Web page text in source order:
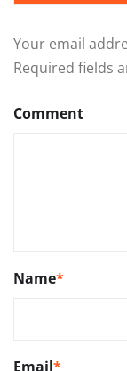
Your email
Required fields
Comment
Name*
Email*